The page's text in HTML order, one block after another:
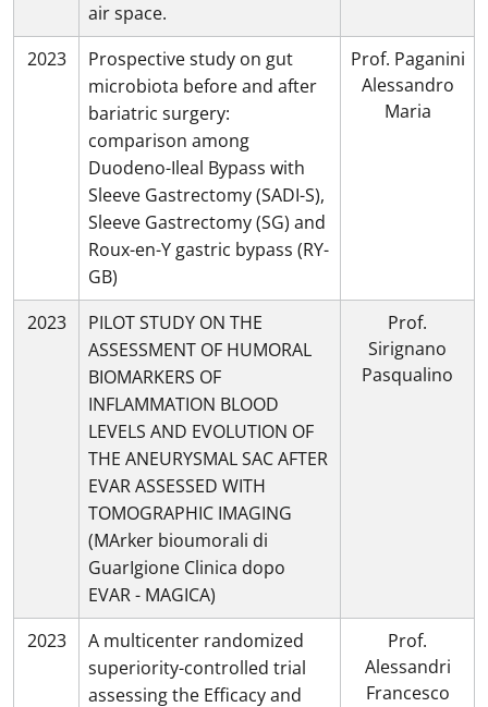
air space.
2023
Prospective study on gut
microbiota before and after
bariatric surgery:
comparison among
Duodeno-Ileal Bypass with
Sleeve Gastrectomy (SADI-S),
Sleeve Gastrectomy (SG) and
Roux-en-Y gastric bypass (RY-
GB)
Prof. Paganini
Alessandro
Maria
2023
PILOT STUDY ON THE
ASSESSMENT OF HUMORAL
BIOMARKERS OF
INFLAMMATION BLOOD
LEVELS AND EVOLUTION OF
THE ANEURYSMAL SAC AFTER
EVAR ASSESSED WITH
TOMOGRAPHIC IMAGING
(MArker bioumorali di
GuarIgione Clinica dopo
EVAR - MAGICA)
Prof.
Sirignano
Pasqualino
2023
A multicenter randomized
superiority-controlled trial
assessing the Efficacy and
Prof.
Alessandri
Francesco